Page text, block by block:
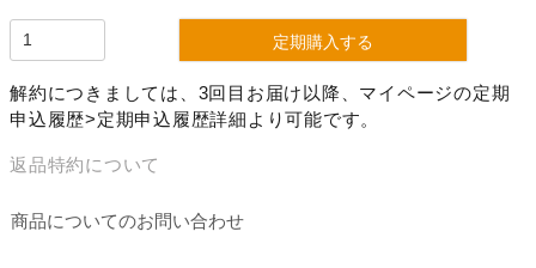
定期購入する
解約につきましては、3回目お届け以降、マイページの定期
申込履歴>定期申込履歴詳細より可能です。
返品特約について
商品についてのお問い合わせ